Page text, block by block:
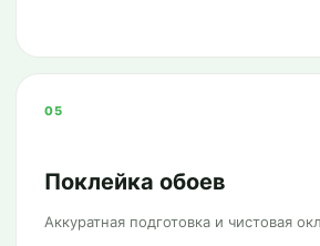
05
Поклейка обоев
Аккуратная подготовка и чистовая